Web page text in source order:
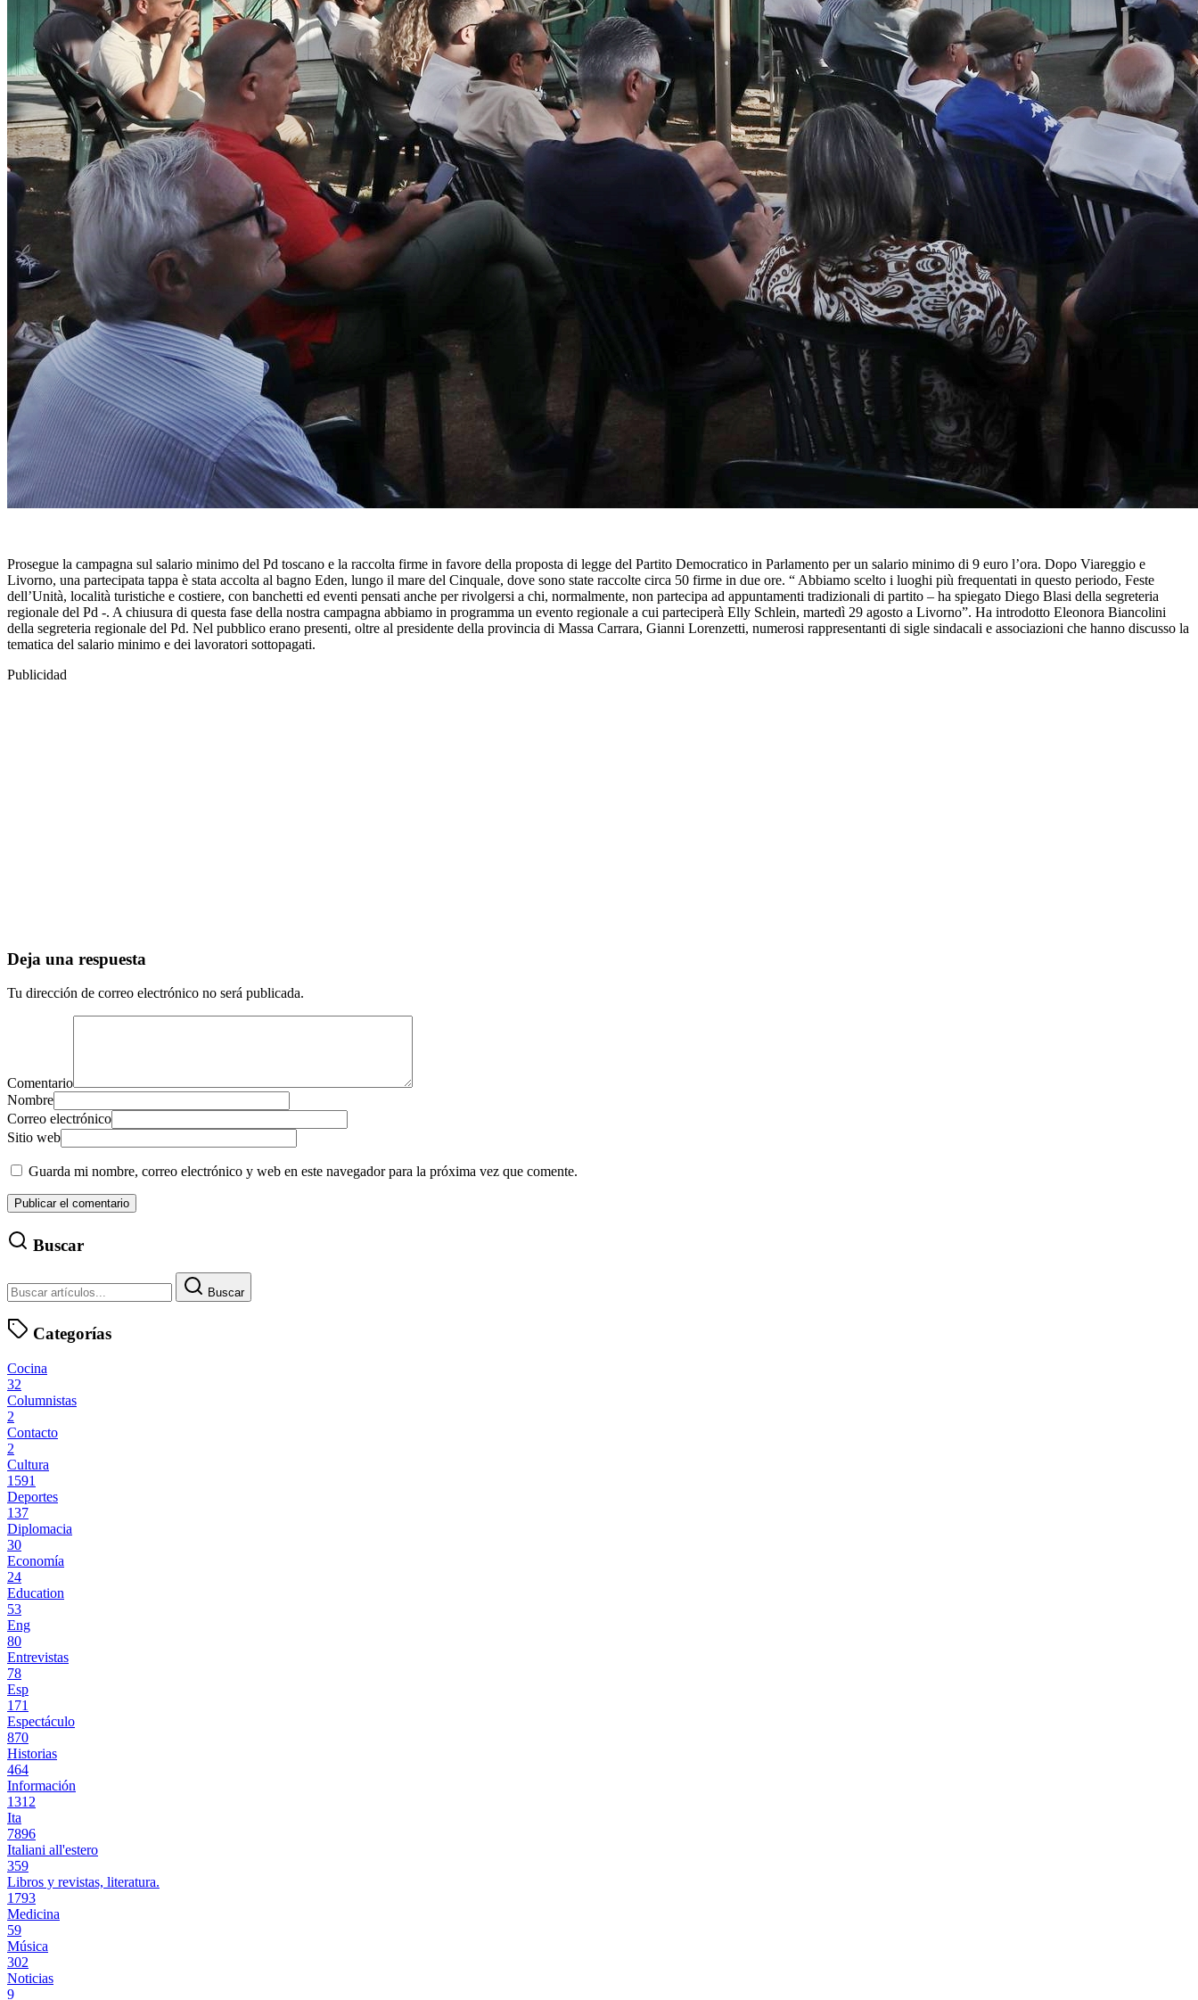
Prosegue la campagna sul salario minimo del Pd toscano e la raccolta firme in favore della proposta di legge del Partito Democratico in Parlamento per un salario minimo di 9 euro l’ora. Dopo Viareggio e
Livorno, una partecipata tappa è stata accolta al bagno Eden, lungo il mare del Cinquale, dove sono state raccolte circa 50 firme in due ore. “ Abbiamo scelto i luoghi più frequentati in questo periodo, Feste
dell’Unità, località turistiche e costiere, con banchetti ed eventi pensati anche per rivolgersi a chi, normalmente, non partecipa ad appuntamenti tradizionali di partito – ha spiegato Diego Blasi della segreteria
regionale del Pd -. A chiusura di questa fase della nostra campagna abbiamo in programma un evento regionale a cui parteciperà Elly Schlein, martedì 29 agosto a Livorno”. Ha introdotto Eleonora Biancolini
della segreteria regionale del Pd. Nel pubblico erano presenti, oltre al presidente della provincia di Massa Carrara, Gianni Lorenzetti, numerosi rappresentanti di sigle sindacali e associazioni che hanno discusso la
tematica del salario minimo e dei lavoratori sottopagati.
Publicidad
Deja una respuesta
Tu dirección de correo electrónico no será publicada.
Comentario
Nombre
Correo electrónico
Sitio web
Guarda mi nombre, correo electrónico y web en este navegador para la próxima vez que comente.
Buscar
Buscar
Categorías
Cocina
32
Columnistas
2
Contacto
2
Cultura
1591
Deportes
137
Diplomacia
30
Economía
24
Education
53
Eng
80
Entrevistas
78
Esp
171
Espectáculo
870
Historias
464
Información
1312
Ita
7896
Italiani all'estero
359
Libros y revistas, literatura.
1793
Medicina
59
Música
302
Noticias
9